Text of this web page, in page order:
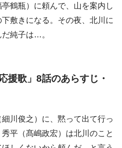
鶴瓶）に頼んで、山を案内し
敷きになる。その夜、北川に
純子は…。
援歌」8話のあらすじ・
川俊之）に、黙って出て行っ
平（髙嶋政宏）は北川のこと